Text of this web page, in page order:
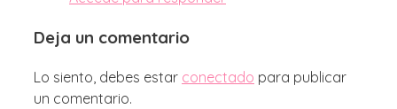
Deja un comentario
Lo siento, debes estar conectado para publicar
un comentario.